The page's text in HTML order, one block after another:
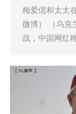
梅爱偲和太太
微博） （乌克
战，中国网红